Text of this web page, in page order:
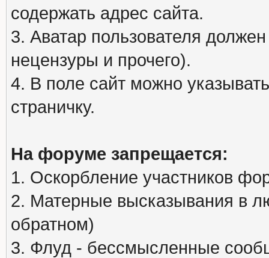
содержать адрес сайта.
3. Аватар пользователя
нецензуры и прочего).
4. В поле сайт можно
страничку.
На форуме запрещается:
1. Оскорбление участников
2. Матерные высказывания в
обратном)
3. Флуд - бессмысленные